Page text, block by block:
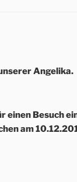
Angelika.
einen Besuch
am